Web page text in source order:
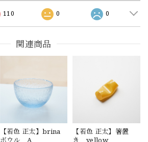
110 0 0
関連商品
【若色 正太】brina
ボウル A
【若色 正太】箸置
き yellow